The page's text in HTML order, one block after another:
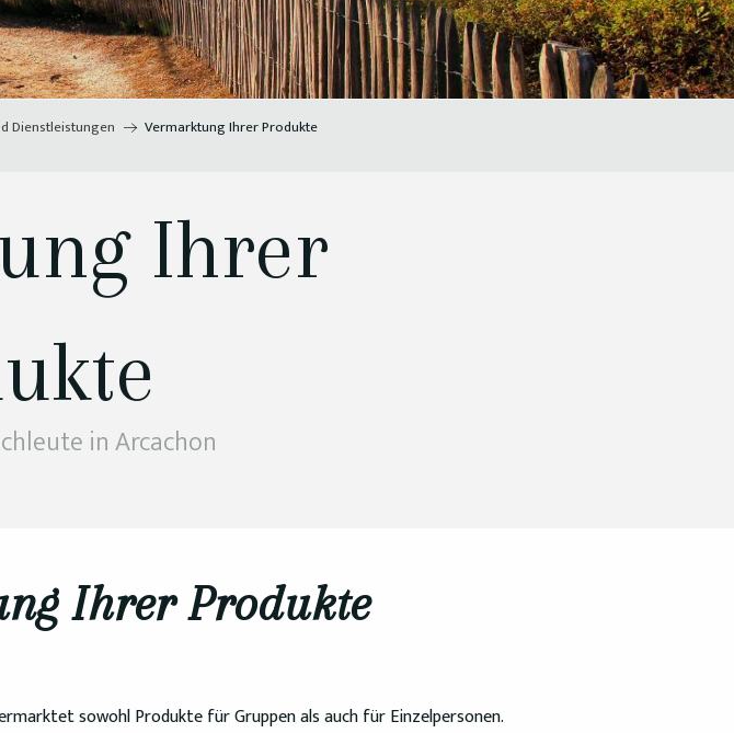
Dienstleistungen Vermarktung Ihrer Produkte
Ihrer
in Arcachon
Ihrer Produkte
sowohl Produkte für Gruppen als auch für Einzelpersonen.